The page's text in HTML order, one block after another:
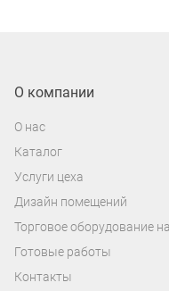
О компании
О нас
Каталог
Услуги цеха
Дизайн помещений
Торговое оборудование
Готовые работы
Контакты